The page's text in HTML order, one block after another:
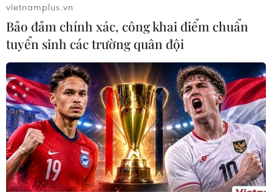
vietnamplus.vn
Bảo đảm chính xác, công khai điểm chuẩn
tuyển sinh các trường quân đội